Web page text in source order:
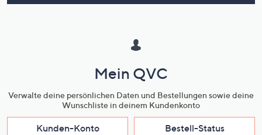
Mein QVC
Verwalte deine persönlichen Daten und Bestellungen sowie deine
Wunschliste in deinem Kundenkonto
Kunden-Konto Bestell-Status